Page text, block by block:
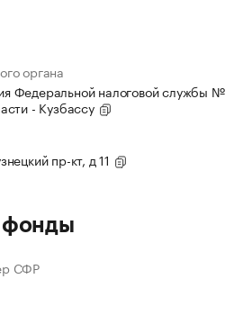
органа
Федеральной налоговой службы №
- Кузбассу
пр-кт, д 11
фонды
СФР